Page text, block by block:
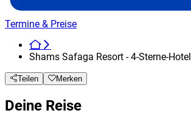
Termine & Preise
Shams Safaga Resort - 4-Sterne-Hotel
Teilen Merken
Deine Reise